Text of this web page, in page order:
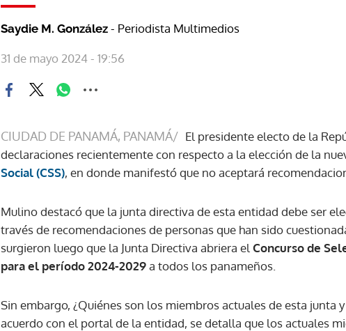
Saydie M. González - Periodista Multimedios
31 de mayo 2024 - 19:56
CIUDAD DE PANAMÁ, PANAMÁ/ El presidente electo de la
declaraciones recientemente con respecto a la elección de la
Social (CSS), en donde manifestó que no aceptará
Mulino destacó que la junta directiva de esta entidad debe ser
través de recomendaciones de personas que han sido
surgieron luego que la Junta Directiva abriera el Concurso de
para el período 2024-2029a todos los panameños.
Sin embargo, ¿Quiénes son los miembros actuales de esta junta
acuerdo con el portal de la entidad, se detalla que los actuales